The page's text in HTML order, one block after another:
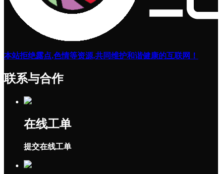
本站拒绝露点,色情等资源,共同维护和谐健康的互联网！
联系与合作
在线工单
提交在线工单